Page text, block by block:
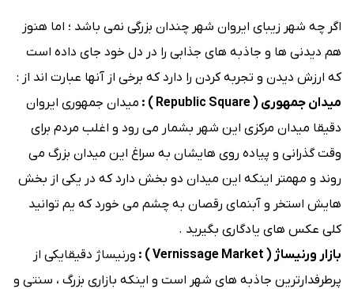
اگر چه شهر زیبای ایروان شهر چندان بزرگی نمی باشد ؛ اما هنوز
هم دیدنی ها و جاذبه های جذابی را در دل خود جای داده است
که ارزش دیدن و تجربه کردن را دارد که برخی از آنها عبارت اند از :
میدان جمهوری ( Republic Square ) :
میدان جمهوری ایروان
دقیقا میدان مرکزی این شهر بشمار می رود و اغلب مردم برای
وقت ‌گذرانی و پیاده روی هایشان به سراغ این میدان بزرگ می
روند و مهمتر اینکه این میدان دو بخش دارد که در یکی از بخش
هایش استخر و آبنمای رقصان به چشم می خورد که یم توانید
کلی عکس های یادگاری بگیرید .
بازار ورنیساژ ( Vernissage Market ) :
ورنیساژ دقیقایکی از
پرطرفدارترین جاذبه های شهر است و اینکه بازاری بزرگ ، سنتی و